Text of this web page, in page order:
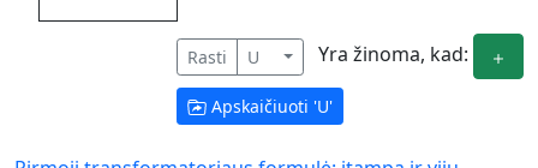
Rasti U Yra žinoma, kad:
Apskaičiuoti 'U'